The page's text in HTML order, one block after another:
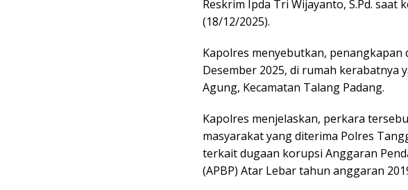
Reskrim Ipda Tri Wijayanto, S.Pd. saat
(18/12/2025).
Kapolres menyebutkan, penangkapan
Desember 2025, di rumah kerabatnya
Agung, Kecamatan Talang Padang.
Kapolres menjelaskan, perkara
masyarakat yang diterima Polres
terkait dugaan korupsi Anggaran
(APBP) Atar Lebar tahun anggaran